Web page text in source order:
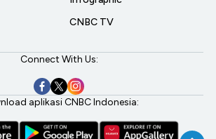
CNBC TV
Connect With Us:
aplikasi CNBC Indonesia: